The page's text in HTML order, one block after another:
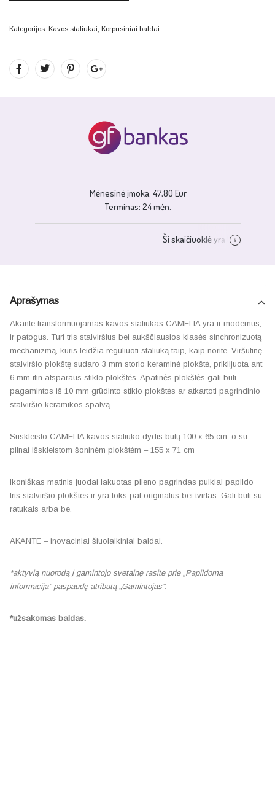
Kategorijos: Kavos staliukai Korpusiniai baldai
Aprašymas
Akante transformuojamas kavos staliukas CAMELIA yra ir modernus,
ir patogus. Turi tris stalviršius bei aukščiausios klasės sinchronizuotą
mechanizmą, kuris leidžia reguliuoti staliuką taip, kaip norite. Viršutinę
stalviršio plokštę sudaro 3 mm storio keraminė plokštė, priklijuota ant
6 mm itin atsparaus stiklo plokštės. Apatinės plokštės gali būti
pagamintos iš 10 mm grūdinto stiklo plokštės ar atkartoti pagrindinio
stalviršio keramikos spalvą.
Suskleisto CAMELIA kavos staliuko dydis būtų 100 x 65 cm, o su
pilnai išskleistom šoninėm plokštėm – 155 x 71 cm
Ikoniškas matinis juodai lakuotas plieno pagrindas puikiai papildo
tris stalviršio plokštes ir yra toks pat originalus bei tvirtas. Gali būti su
ratukais arba be.
AKANTE – inovaciniai šiuolaikiniai baldai.
*aktyvią nuorodą į gamintojo svetainę rasite prie „Papildoma
informacija” paspaudę atributą „Gamintojas”.
*užsakomas baldas.